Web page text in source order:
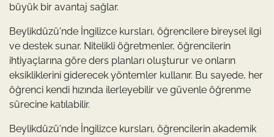
büyük bir avantaj sağlar.
Beylikdüzü'nde İngilizce kursları, öğrencilere bireysel ilgi
ve destek sunar. Nitelikli öğretmenler, öğrencilerin
ihtiyaçlarına göre ders planları oluşturur ve onların
eksikliklerini giderecek yöntemler kullanır. Bu sayede, her
öğrenci kendi hızında ilerleyebilir ve güvenle öğrenme
sürecine katılabilir.
Beylikdüzü'nde İngilizce kursları, öğrencilerin akademik